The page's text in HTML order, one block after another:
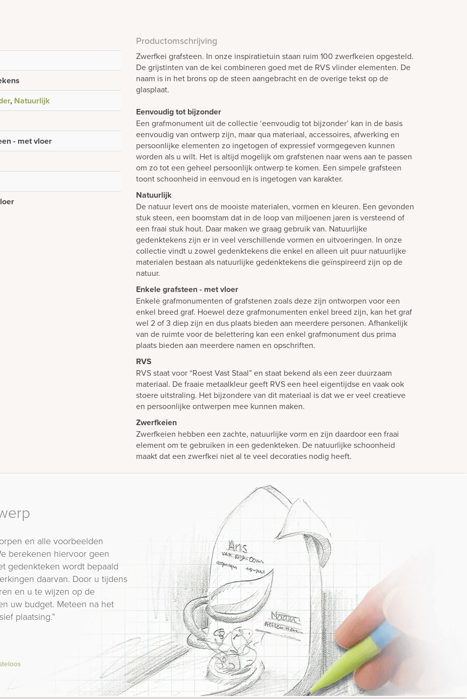
, Natuurlijk
- met vloer
Productomschrijving
Zwerfkei grafsteen. In onze inspiratietuin staan ruim 100 zwerfkeien opgesteld.
De grijstinten van de kei combineren goed met de RVS vlinder elementen. De
naam is in het brons op de steen aangebracht en de overige tekst op de
glasplaat.
Eenvoudig tot bijzonder
Een grafmonument uit de collectie ‘eenvoudig tot bijzonder’ kan in de basis
eenvoudig van ontwerp zijn, maar qua materiaal, accessoires, afwerking en
persoonlijke elementen zo ingetogen of expressief vormgegeven kunnen
worden als u wilt. Het is altijd mogelijk om grafstenen naar wens aan te passen
om zo tot een geheel persoonlijk ontwerp te komen. Een simpele grafsteen
toont schoonheid in eenvoud en is ingetogen van karakter.
Natuurlijk
De natuur levert ons de mooiste materialen, vormen en kleuren. Een gevonden
stuk steen, een boomstam dat in de loop van miljoenen jaren is versteend of
een fraai stuk hout. Daar maken we graag gebruik van. Natuurlijke
gedenktekens zijn er in veel verschillende vormen en uitvoeringen. In onze
collectie vindt u zowel gedenktekens die enkel en alleen uit puur natuurlijke
materialen bestaan als natuurlijke gedenktekens die geïnspireerd zijn op de
natuur.
Enkele grafsteen - met vloer
Enkele grafmonumenten of grafstenen zoals deze zijn ontworpen voor een
enkel breed graf. Hoewel deze grafmonumenten enkel breed zijn, kan het graf
wel 2 of 3 diep zijn en dus plaats bieden aan meerdere personen. Afhankelijk
van de ruimte voor de belettering kan een enkel grafmonument dus prima
plaats bieden aan meerdere namen en opschriften.
RVS
RVS staat voor “Roest Vast Staal” en staat bekend als een zeer duurzaam
materiaal. De fraaie metaalkleur geeft RVS een heel eigentijdse en vaak ook
stoere uitstraling. Het bijzondere van dit materiaal is dat we er veel creatieve
en persoonlijke ontwerpen mee kunnen maken.
Zwerfkeien
Zwerfkeien hebben een zachte, natuurlijke vorm en zijn daardoor een fraai
element om te gebruiken in een gedenkteken. De natuurlijke schoonheid
maakt dat een zwerfkei niet al te veel decoraties nodig heeft.
en alle voorbeelden
berekenen hiervoor geen
gedenkteken wordt bepaald
daarvan. Door u tijdens
en u te wijzen op de
uw budget. Meteen na het
plaatsing.”